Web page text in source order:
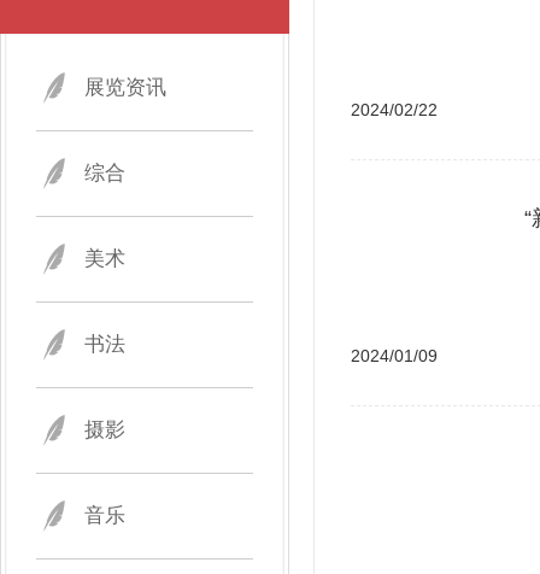
展览资讯
综合
美术
书法
摄影
音乐
2024/02/22
2024/01/09